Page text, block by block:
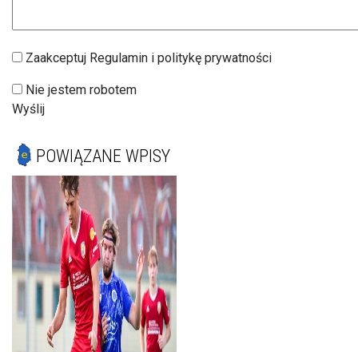
Zaakceptuj Regulamin i politykę prywatności
Nie jestem robotem
Wyślij
POWIĄZANE WPISY